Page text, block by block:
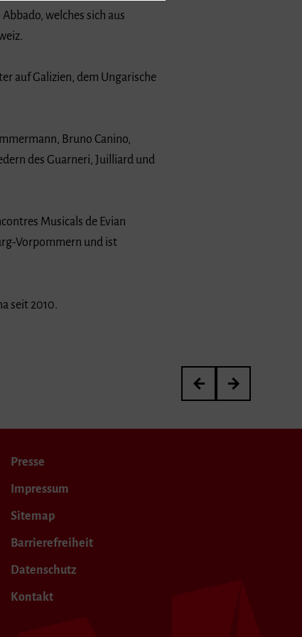
welches sich aus
auf Galizien, dem Ungarische
Bruno Canino,
des Guarneri, Juilliard und
Musicals de Evian
Vorpommern und ist
seit 2010.
Prof. Dr. med. Dr. phil.
Ionel Spanachi
Presse
Impressum
Sitemap
Barrierefreiheit
Datenschutz
Kontakt